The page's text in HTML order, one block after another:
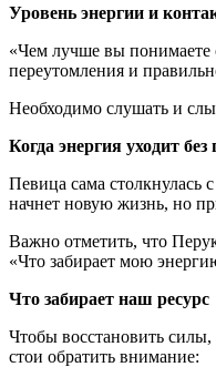
Уровень энергии и
«Чем лучше вы понимаете
переутомления и
Необходимо слушать и
Когда энергия уходит
Певица сама столкнулась
начнет новую жизнь, но
Важно отметить, что
«Что забирает мою
Что забирает наш ресурс
Чтобы восстановить
стои обратить внимание: